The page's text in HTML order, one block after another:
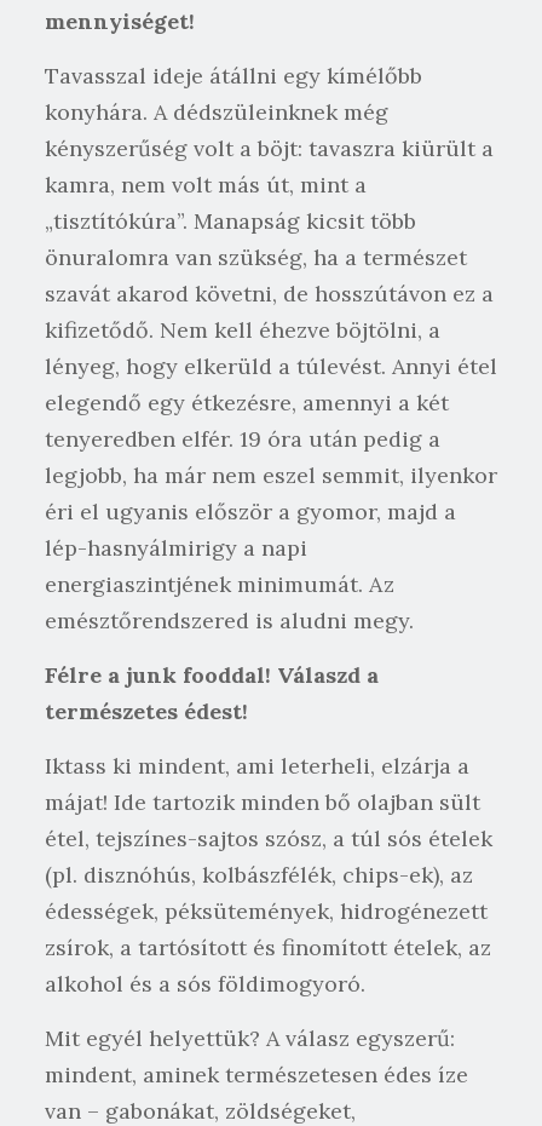
mennyiséget!
Tavasszal ideje átállni egy kímélőbb
konyhára. A dédszüleinknek még
kényszerűség volt a böjt: tavaszra kiürült a
kamra, nem volt más út, mint a
„tisztítókúra”. Manapság kicsit több
önuralomra van szükség, ha a természet
szavát akarod követni, de hosszútávon ez a
kifizetődő. Nem kell éhezve böjtölni, a
lényeg, hogy elkerüld a túlevést. Annyi étel
elegendő egy étkezésre, amennyi a két
tenyeredben elfér. 19 óra után pedig a
legjobb, ha már nem eszel semmit, ilyenkor
éri el ugyanis először a gyomor, majd a
lép-hasnyálmirigy a napi
energiaszintjének minimumát. Az
emésztőrendszered is aludni megy.
Félre a junk fooddal! Válaszd a
természetes édest!
Iktass ki mindent, ami leterheli, elzárja a
májat! Ide tartozik minden bő olajban sült
étel, tejszínes-sajtos szósz, a túl sós ételek
(pl. disznóhús, kolbászfélék, chips-ek), az
édességek, péksütemények, hidrogénezett
zsírok, a tartósított és finomított ételek, az
alkohol és a sós földimogyoró.
Mit egyél helyettük? A válasz egyszerű:
mindent, aminek természetesen édes íze
van – gabonákat, zöldségeket,